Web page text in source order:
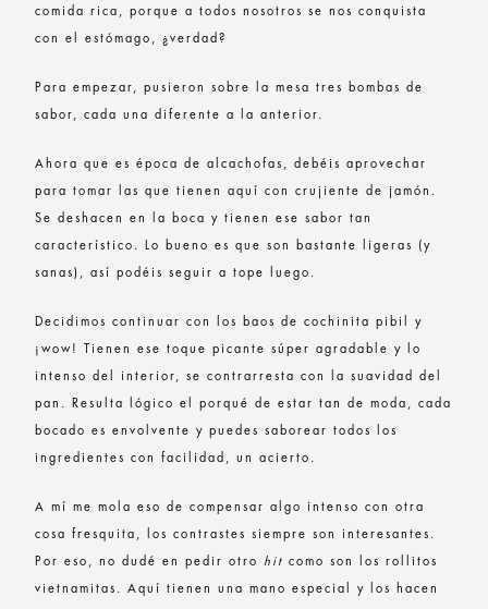
comida rica, porque a todos nosotros se nos conquista
con el estómago, ¿verdad?
Para empezar, pusieron sobre la mesa tres bombas de
sabor, cada una diferente a la anterior.
Ahora que es época de alcachofas, debéis aprovechar
para tomar las que tienen aquí con crujiente de jamón.
Se deshacen en la boca y tienen ese sabor tan
característico. Lo bueno es que son bastante ligeras (y
sanas), así podéis seguir a tope luego.
Decidimos continuar con los baos de cochinita pibil y
¡wow! Tienen ese toque picante súper agradable y lo
intenso del interior, se contrarresta con la suavidad del
pan. Resulta lógico el porqué de estar tan de moda, cada
bocado es envolvente y puedes saborear todos los
ingredientes con facilidad, un acierto.
A mí me mola eso de compensar algo intenso con otra
cosa fresquita, los contrastes siempre son interesantes.
Por eso, no dudé en pedir otro hit como son los rollitos
vietnamitas. Aquí tienen una mano especial y los hacen